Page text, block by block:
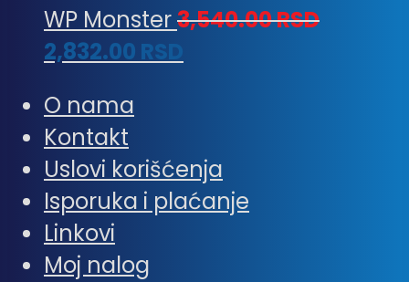
WP Monster3,540.00RSD
2,832.00 RSD
O nama
Kontakt
Uslovi korišćenja
Isporuka i plaćanje
Linkovi
Moj nalog